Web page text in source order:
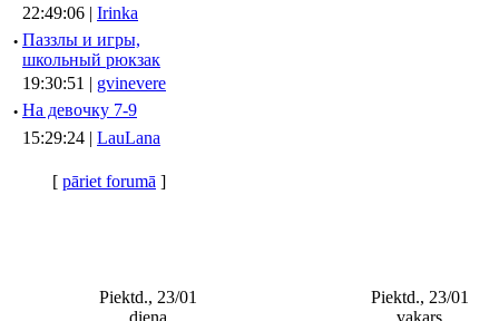
22:49:06 | Irinka
· Паззлы и игры,
школьный рюкзак
19:30:51 | gvinevere
· Hа девочку 7-9
15:29:24 | LauLana
[ pāriet forumā ]
Piektd., 23/01
diena
Piektd., 23/01
vakars